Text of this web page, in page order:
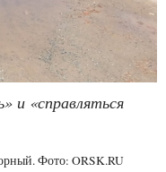
и «справляться
Фото: ORSK.RU